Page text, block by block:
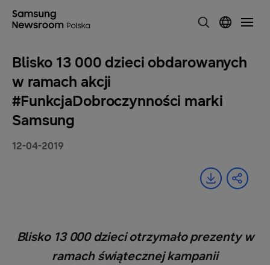
Blisko 13 000 dzieci obdarowanych
w ramach akcji
#FunkcjaDobroczynności marki
Samsung
12-04-2019
Blisko 13 000 dzieci otrzymało prezenty w
ramach świątecznej kampanii